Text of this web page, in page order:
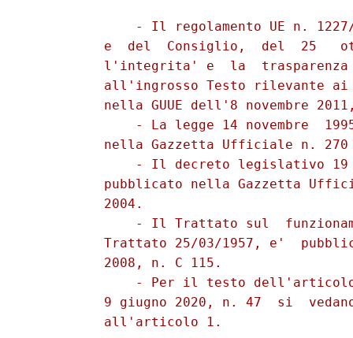
- Il regolamento UE n.
e  del  Consiglio,  del  25
l'integrita' e  la
all'ingrosso Testo rilevante
nella GUUE dell'8 novembre
- La legge 14 novembre
nella Gazzetta Ufficiale n.
- Il decreto legislativo
pubblicato nella Gazzetta
          2004.
- Il Trattato sul
Trattato 25/03/1957, e'
          2008, n. C 115.
- Per il testo
9 giugno 2020, n. 47  si